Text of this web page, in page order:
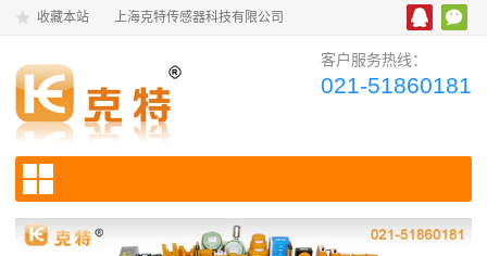
收藏本站 上海克特传感器科技有限公司
客户服务热线：
021-51860181